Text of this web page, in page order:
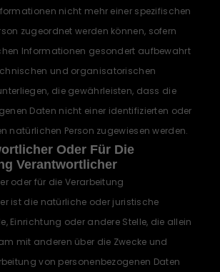
nicht mehr einer spezifischen
zugeordnet werden können, sofern
Informationen gesondert aufbewahrt
und organisatorischen
die gewährleisten, dass die
Daten nicht einer identifizierten oder
natürlichen Person zugewiesen werden.
Oder Für Die
Verantwortlicher
oder für die Verarbeitung
ist die natürliche oder juristische
Einrichtung oder andere Stelle, die allein
mit anderen über die Zwecke und
von personenbezogenen Daten